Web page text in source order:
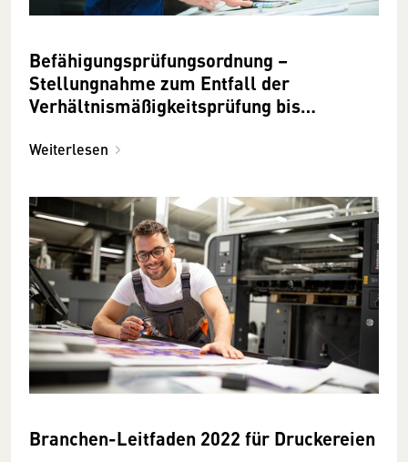
Befähigungsprüfungsordnung –
Stellungnahme zum Entfall der
Verhältnismäßigkeitsprüfung bis
Weiterlesen
Branchen-Leitfaden 2022 für Druckereien